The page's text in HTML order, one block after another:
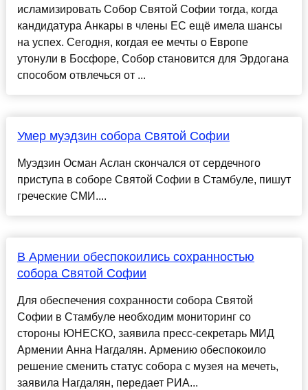
исламизировать Собор Святой Софии тогда, когда
кандидатура Анкары в члены ЕС ещё имела шансы
на успех. Сегодня, когдая ее мечты о Европе
утонули в Босфоре, Собор становится для Эрдогана
способом отвлечься от ...
Умер муэдзин собора Святой Софии
Муэдзин Осман Аслан скончался от сердечного
приступа в соборе Святой Софии в Стамбуле, пишут
греческие СМИ....
В Армении обеспокоились сохранностью
собора Святой Софии
Для обеспечения сохранности собора Святой
Софии в Стамбуле необходим мониторинг со
стороны ЮНЕСКО, заявила пресс-секретарь МИД
Армении Анна Нагдалян. Армению обеспокоило
решение сменить статус собора с музея на мечеть,
заявила Нагдалян, передает РИА...